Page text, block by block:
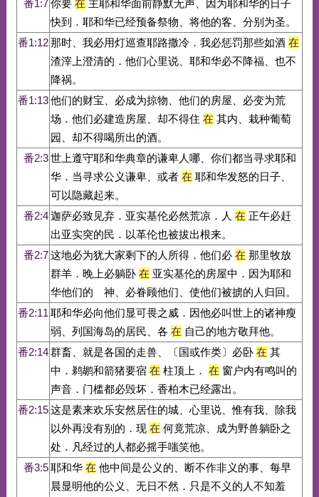
番1:7你要 在 主耶和华面前静默无声、因为耶和华的日子
快到．耶和华已经预备祭物、将他的客、分别为圣。
番1:12那时、我必用灯巡查耶路撒冷．我必惩罚那些如酒 在
渣滓上澄清的．他们心里说、耶和华必不降福、也不
降祸。
番1:13他们的财宝、必成为掠物、他们的房屋、必变为荒
场．他们必建造房屋、却不得住 在 其内、栽种葡萄
园、却不得喝所出的酒。
番2:3世上遵守耶和华典章的谦卑人哪、你们都当寻求耶和
华．当寻求公义谦卑、或者 在 耶和华发怒的日子、
可以隐藏起来。
番2:4迦萨必致见弃．亚实基伦必然荒凉．人 在 正午必赶
出亚实突的民．以革伦也被拔出根来。
番2:7这地必为犹大家剩下的人所得．他们必 在 那里牧放
群羊．晚上必躺卧 在 亚实基伦的房屋中．因为耶和
华他们的 神、必眷顾他们、使他们被掳的人归回。
番2:11 耶和华必向他们显可畏之威．因他必叫世上的诸神瘦
弱、列国海岛的居民、各 在 自己的地方敬拜他。
番2:14群畜、就是各国的走兽、〔国或作类〕必卧 在 其
中．鹈鹕和箭猪要宿 在 柱顶上． 在 窗户内有鸣叫的
声音．门槛都必毁坏．香柏木已经露出。
番2:15这是素来欢乐安然居住的城、心里说、惟有我、除我
以外再没有别的．现 在 何竟荒凉、成为野兽躺卧之
处．凡经过的人都必摇手嗤笑他。
番3:5耶和华 在 他中间是公义的、断不作非义的事、每早
晨显明他的公义、无日不然．只是不义的人不知羞